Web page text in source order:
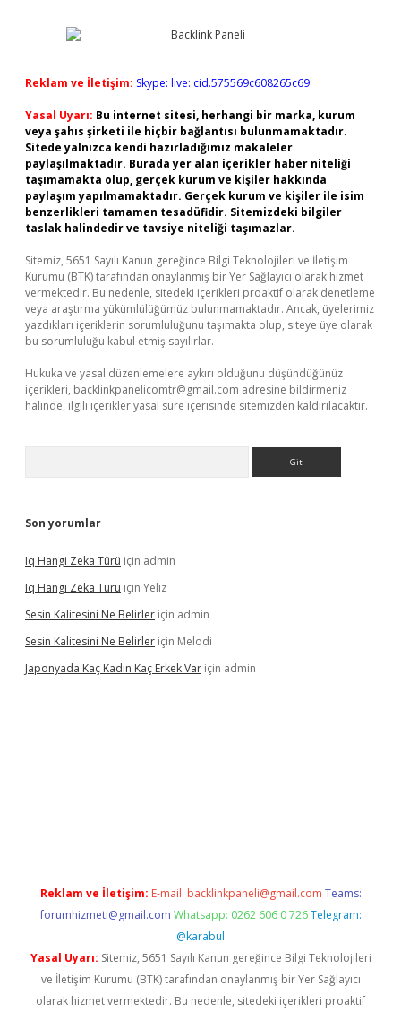
Reklam ve İletişim: Skype: live:.cid.575569c608265c69
Yasal Uyarı: Bu internet sitesi, herhangi bir marka, kurum
veya şahıs şirketi ile hiçbir bağlantısı bulunmamaktadır.
Sitede yalnızca kendi hazırladığımız makaleler
paylaşılmaktadır. Burada yer alan içerikler haber niteliği
taşımamakta olup, gerçek kurum ve kişiler hakkında
paylaşım yapılmamaktadır. Gerçek kurum ve kişiler ile isim
benzerlikleri tamamen tesadüfidir. Sitemizdeki bilgiler
taslak halindedir ve tavsiye niteliği taşımazlar.
Sitemiz, 5651 Sayılı Kanun gereğince Bilgi Teknolojileri ve İletişim
Kurumu (BTK) tarafından onaylanmış bir Yer Sağlayıcı olarak hizmet
vermektedir. Bu nedenle, sitedeki içerikleri proaktif olarak denetleme
veya araştırma yükümlülüğümüz bulunmamaktadır. Ancak, üyelerimiz
yazdıkları içeriklerin sorumluluğunu taşımakta olup, siteye üye olarak
bu sorumluluğu kabul etmiş sayılırlar.
Hukuka ve yasal düzenlemelere aykırı olduğunu düşündüğünüz
içerikleri, backlinkpanelicomtr@gmail.com adresine bildirmeniz
halinde, ilgili içerikler yasal süre içerisinde sitemizden kaldırılacaktır.
Son yorumlar
Iq Hangi Zeka Türü için admin
Iq Hangi Zeka Türü için Yeliz
Sesin Kalitesini Ne Belirler için admin
Sesin Kalitesini Ne Belirler için Melodi
Japonyada Kaç Kadın Kaç Erkek Var için admin
Reklam ve İletişim: E-mail: backlinkpaneli@gmail.com Teams:
forumhizmeti@gmail.com Whatsapp: 0262 606 0 726 Telegram:
@karabul
Yasal Uyarı: Sitemiz, 5651 Sayılı Kanun gereğince Bilgi Teknolojileri
ve İletişim Kurumu (BTK) tarafından onaylanmış bir Yer Sağlayıcı
olarak hizmet vermektedir. Bu nedenle, sitedeki içerikleri proaktif